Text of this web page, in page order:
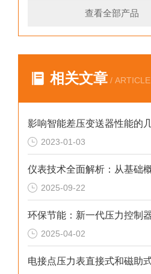
查看全部产品
相关文章 / ARTICLE
影响智能差压变送器性能的
2023-01-03
2025-09-22
2025-04-02